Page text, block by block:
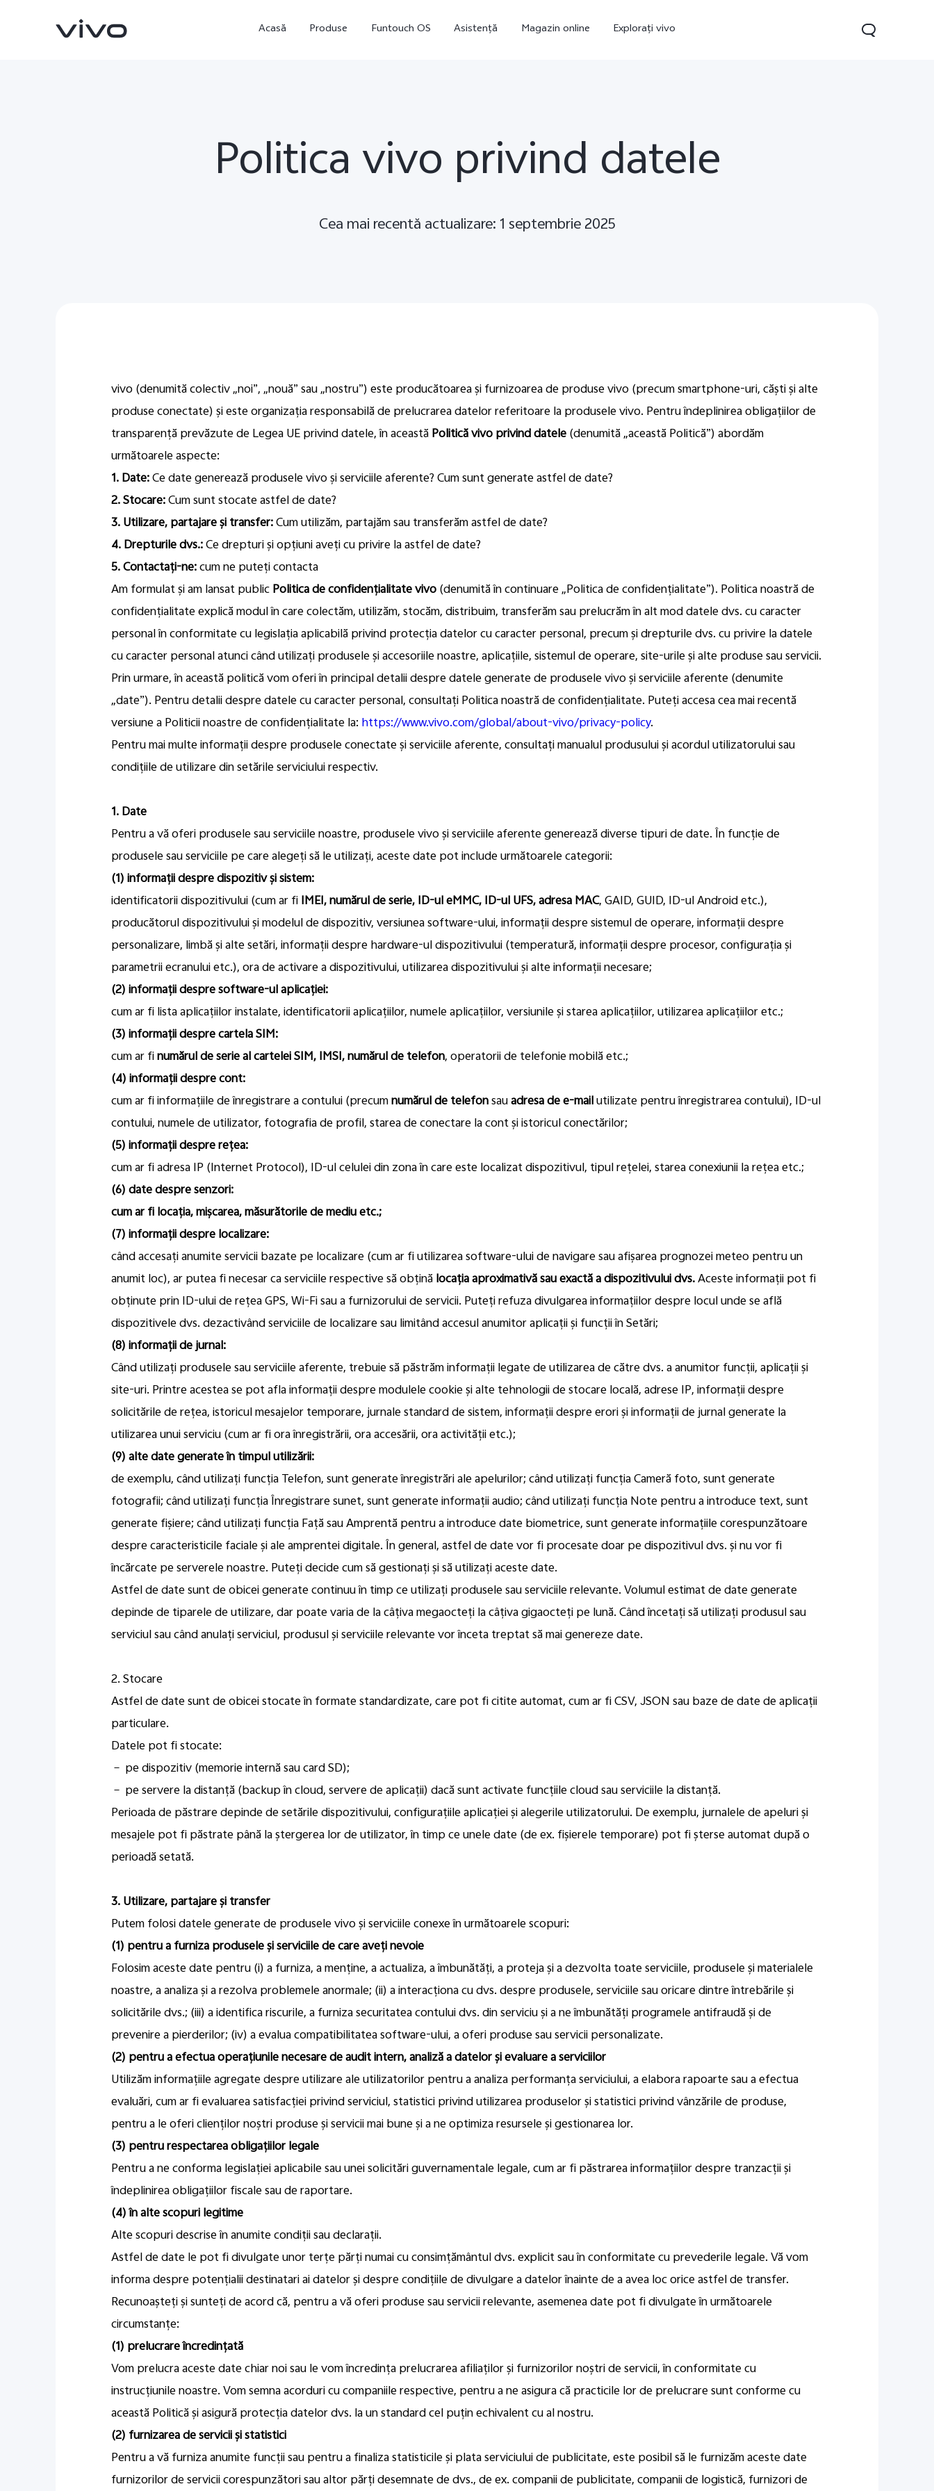
Acasă Produse Funtouch OS Asistență Magazin online Explorați vivo
V23 5G Y16 nou
Politica vivo privind datele
Cea mai recentă actualizare: 1 septembrie 2025
vivo (denumită colectiv „noi”, „nouă” sau „nostru”) este producătoarea și furnizoarea de produse vivo (precum smartphone-uri, căști și alte
produse conectate) și este organizația responsabilă de prelucrarea datelor referitoare la produsele vivo. Pentru îndeplinirea obligațiilor de
transparență prevăzute de Legea UE privind datele, în aceastăPolitică vivo privind datele(denumită „această Politică”) abordăm
următoarele aspecte:
1. Date:Ce date generează produsele vivo și serviciile aferente? Cum sunt generate astfel de date?
2. Stocare:Cum sunt stocate astfel de date?
3. Utilizare, partajare și transfer:Cum utilizăm, partajăm sau transferăm astfel de date?
4. Drepturile dvs.:Ce drepturi și opțiuni aveți cu privire la astfel de date?
5. Contactați-ne:cum ne puteți contacta
Am formulat și am lansat publicPolitica de confidențialitate vivo(denumită în continuare „Politica de confidențialitate”). Politica noastră de
confidențialitate explică modul în care colectăm, utilizăm, stocăm, distribuim, transferăm sau prelucrăm în alt mod datele dvs. cu caracter
personal în conformitate cu legislația aplicabilă privind protecția datelor cu caracter personal, precum și drepturile dvs. cu privire la datele
cu caracter personal atunci când utilizați produsele și accesoriile noastre, aplicațiile, sistemul de operare, site-urile și alte produse sau servicii.
Prin urmare, în această politică vom oferi în principal detalii despre datele generate de produsele vivo și serviciile aferente (denumite
„date”). Pentru detalii despre datele cu caracter personal, consultați Politica noastră de confidențialitate. Puteți accesa cea mai recentă
versiune a Politicii noastre de confidențialitate la: https://www.vivo.com/global/about-vivo/privacy-policy.
Pentru mai multe informații despre produsele conectate și serviciile aferente, consultați manualul produsului și acordul utilizatorului sau
condițiile de utilizare din setările serviciului respectiv.
1. Date
Pentru a vă oferi produsele sau serviciile noastre, produsele vivo și serviciile aferente generează diverse tipuri de date. În funcție de
produsele sau serviciile pe care alegeți să le utilizați, aceste date pot include următoarele categorii:
(1) informații despre dispozitiv și sistem:
identificatorii dispozitivului (cum ar fiIMEI, numărul de serie, ID-ul eMMC, ID-ul UFS, adresa MAC, GAID, GUID, ID-ul Android etc.),
producătorul dispozitivului și modelul de dispozitiv, versiunea software-ului, informații despre sistemul de operare, informații despre
personalizare, limbă și alte setări, informații despre hardware-ul dispozitivului (temperatură, informații despre procesor, configurația și
parametrii ecranului etc.), ora de activare a dispozitivului, utilizarea dispozitivului și alte informații necesare;
(2) informații despre software-ul aplicației:
cum ar fi lista aplicațiilor instalate, identificatorii aplicațiilor, numele aplicațiilor, versiunile și starea aplicațiilor, utilizarea aplicațiilor etc.;
(3) informații despre cartela SIM:
cum ar finumărul de serie al cartelei SIM, IMSI, numărul de telefon, operatorii de telefonie mobilă etc.;
(4) informații despre cont:
cum ar fi informațiile de înregistrare a contului (precumnumărul de telefonsauadresa de e-mailutilizate pentru înregistrarea contului), ID-ul
contului, numele de utilizator, fotografia de profil, starea de conectare la cont și istoricul conectărilor;
(5) informații despre rețea:
cum ar fi adresa IP (Internet Protocol), ID-ul celulei din zona în care este localizat dispozitivul, tipul rețelei, starea conexiunii la rețea etc.;
(6) date despre senzori:
cum ar fi locația, mișcarea, măsurătorile de mediu etc.;
(7) informații despre localizare:
când accesați anumite servicii bazate pe localizare (cum ar fi utilizarea software-ului de navigare sau afișarea prognozei meteo pentru un
anumit loc), ar putea fi necesar ca serviciile respective să obținălocația aproximativă sau exactă a dispozitivului dvs.Aceste informații pot fi
obținute prin ID-ului de rețea GPS, Wi-Fi sau a furnizorului de servicii. Puteți refuza divulgarea informațiilor despre locul unde se află
dispozitivele dvs. dezactivând serviciile de localizare sau limitând accesul anumitor aplicații și funcții în Setări;
(8) informații de jurnal:
Când utilizați produsele sau serviciile aferente, trebuie să păstrăm informații legate de utilizarea de către dvs. a anumitor funcții, aplicații și
site-uri. Printre acestea se pot afla informații despre modulele cookie și alte tehnologii de stocare locală, adrese IP, informații despre
solicitările de rețea, istoricul mesajelor temporare, jurnale standard de sistem, informații despre erori și informații de jurnal generate la
utilizarea unui serviciu (cum ar fi ora înregistrării, ora accesării, ora activității etc.);
(9) alte date generate în timpul utilizării:
de exemplu, când utilizați funcția Telefon, sunt generate înregistrări ale apelurilor; când utilizați funcția Cameră foto, sunt generate
fotografii; când utilizați funcția Înregistrare sunet, sunt generate informații audio; când utilizați funcția Note pentru a introduce text, sunt
generate fișiere; când utilizați funcția Față sau Amprentă pentru a introduce date biometrice, sunt generate informațiile corespunzătoare
despre caracteristicile faciale și ale amprentei digitale. În general, astfel de date vor fi procesate doar pe dispozitivul dvs. și nu vor fi
încărcate pe serverele noastre. Puteți decide cum să gestionați și să utilizați aceste date.
Astfel de date sunt de obicei generate continuu în timp ce utilizați produsele sau serviciile relevante. Volumul estimat de date generate
depinde de tiparele de utilizare, dar poate varia de la câțiva megaocteți la câțiva gigaocteți pe lună. Când încetați să utilizați produsul sau
serviciul sau când anulați serviciul, produsul și serviciile relevante vor înceta treptat să mai genereze date.
2. Stocare
Astfel de date sunt de obicei stocate în formate standardizate, care pot fi citite automat, cum ar fi CSV, JSON sau baze de date de aplicații
particulare.
Datele pot fi stocate:
－ pe dispozitiv (memorie internă sau card SD);
－ pe servere la distanță (backup în cloud, servere de aplicații) dacă sunt activate funcțiile cloud sau serviciile la distanță.
Perioada de păstrare depinde de setările dispozitivului, configurațiile aplicației și alegerile utilizatorului. De exemplu, jurnalele de apeluri și
mesajele pot fi păstrate până la ștergerea lor de utilizator, în timp ce unele date (de ex. fișierele temporare) pot fi șterse automat după o
perioadă setată.
3. Utilizare, partajare și transfer
Putem folosi datele generate de produsele vivo și serviciile conexe în următoarele scopuri:
(1) pentru a furniza produsele și serviciile de care aveți nevoie
Folosim aceste date pentru (i) a furniza, a menține, a actualiza, a îmbunătăți, a proteja și a dezvolta toate serviciile, produsele și materialele
noastre, a analiza și a rezolva problemele anormale; (ii) a interacționa cu dvs. despre produsele, serviciile sau oricare dintre întrebările și
solicitările dvs.; (iii) a identifica riscurile, a furniza securitatea contului dvs. din serviciu și a ne îmbunătăți programele antifraudă și de
prevenire a pierderilor; (iv) a evalua compatibilitatea software-ului, a oferi produse sau servicii personalizate.
(2) pentru a efectua operațiunile necesare de audit intern, analiză a datelor și evaluare a serviciilor
Utilizăm informațiile agregate despre utilizare ale utilizatorilor pentru a analiza performanța serviciului, a elabora rapoarte sau a efectua
evaluări, cum ar fi evaluarea satisfacției privind serviciul, statistici privind utilizarea produselor și statistici privind vânzările de produse,
pentru a le oferi clienților noștri produse și servicii mai bune și a ne optimiza resursele și gestionarea lor.
(3) pentru respectarea obligațiilor legale
Pentru a ne conforma legislației aplicabile sau unei solicitări guvernamentale legale, cum ar fi păstrarea informațiilor despre tranzacții și
îndeplinirea obligațiilor fiscale sau de raportare.
(4) în alte scopuri legitime
Alte scopuri descrise în anumite condiții sau declarații.
Astfel de date le pot fi divulgate unor terțe părți numai cu consimțământul dvs. explicit sau în conformitate cu prevederile legale. Vă vom
informa despre potențialii destinatari ai datelor și despre condițiile de divulgare a datelor înainte de a avea loc orice astfel de transfer.
Recunoașteți și sunteți de acord că, pentru a vă oferi produse sau servicii relevante, asemenea date pot fi divulgate în următoarele
circumstanțe:
(1) prelucrare încredințată
Vom prelucra aceste date chiar noi sau le vom încredința prelucrarea afiliaților și furnizorilor noștri de servicii, în conformitate cu
instrucțiunile noastre. Vom semna acorduri cu companiile respective, pentru a ne asigura că practicile lor de prelucrare sunt conforme cu
această Politică și asigură protecția datelor dvs. la un standard cel puțin echivalent cu al nostru.
(2) furnizarea de servicii și statistici
Pentru a vă furniza anumite funcții sau pentru a finaliza statisticile și plata serviciului de publicitate, este posibil să le furnizăm aceste date
furnizorilor de servicii corespunzători sau altor părți desemnate de dvs., de ex. companii de publicitate, companii de logistică, furnizori de